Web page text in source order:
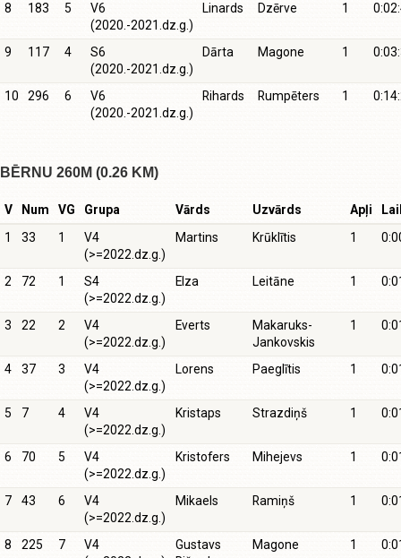
8 183 5
V6
(2020.-2021.dz.g.)
Linards Dzērve 1
9 117 4
S6
(2020.-2021.dz.g.)
Dārta Magone 1
10 296 6
V6
(2020.-2021.dz.g.)
Rihards Rumpēters 1
BĒRNU 260M (0.26 KM)
V Num VG Grupa Vārds Uzvārds Apļi
1
33 1
V4
(>=2022.dz.g.)
Martins Krūklītis 1
2 72 1
S4
(>=2022.dz.g.)
Elza Leitāne 1
3 22 2
V4
(>=2022.dz.g.)
Everts
Makaruks-
Jankovskis
1
4 37 3
V4
(>=2022.dz.g.)
Lorens Paeglītis 1
5 7 4
V4
(>=2022.dz.g.)
Kristaps Strazdiņš 1
6 70 5
V4
(>=2022.dz.g.)
Kristofers Mihejevs 1
7 43 6
V4
(>=2022.dz.g.)
Mikaels Ramiņš 1
8 225 7
V4
Gustavs
Magone 1